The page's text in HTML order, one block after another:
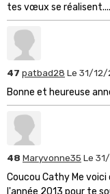
tes vœux se
47 patbad28 Le 31/12/
Bonne et heureuse
48 Maryvonne35 Le
Coucou Cathy Me
l'année 2013 pour te